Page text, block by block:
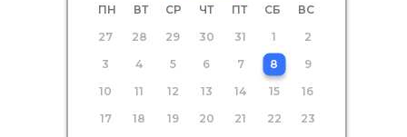
ПН ВТ СР ЧТ ПТ СБ
ВС
27
28 29 30 31 1
2
3
4 5 6 7 8
9
10
11 12 13 14 15
16
17
18 19 20 21 22
23